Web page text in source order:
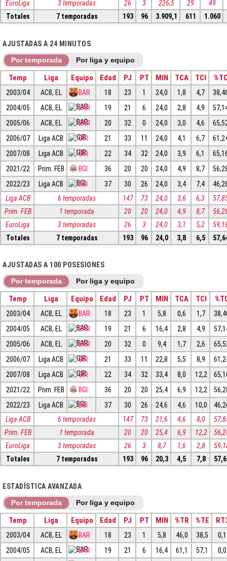
EuroLiga 3 temporadas 26 3 226,5 29
49
Totales
7 temporadas 193 96 3.909,1 611 1.060
AJUSTADAS A 24 MINUTOS
Por temporada Por liga y equipo
Temp Liga Equipo Edad PJ PT MIN TCA TCI
2003/04 ACB, EL BAR 18 23 1 24,0 1,8 4,7
2004/05
ACB, EL BAR 19 21 6 24,0 2,8 4,9
2005/06
ACB, EL BAR 20 32 0 24,0 3,0 4,6
2006/07
Liga ACB GIR 21 33 11 24,0 4,1 6,7
2007/08
Liga ACB GIR 22 34 32 24,0 3,9 6,1
2021/22
Prim. FEB BGI 36 20 20 24,0 4,9 8,7
2022/23
Liga ACB BGI 37 30 26 24,0 3,4 7,4
Liga ACB
6 temporadas 147 73 24,0 3,6 6,3
Prim. FEB
1 temporada 20 20 24,0 4,9 8,7
EuroLiga
3 temporadas 26 3 24,0 3,1 5,2
Totales
7 temporadas 193 96 24,0 3,8 6,5
AJUSTADAS A 100 POSESIONES
Por temporada Por liga y equipo
Temp Liga Equipo Edad PJ PT MIN TCA TCI
2003/04 ACB, EL BAR 18 23 1 5,8 0,6 1,7
2004/05
ACB, EL BAR 19 21 6 16,4 2,8 4,9
2005/06
ACB, EL BAR 20 32 0 9,4 1,7 2,6
2006/07
Liga ACB GIR 21 33 11 22,8 5,5 8,9
2007/08
Liga ACB GIR 22 34 32 33,4 8,0 12,2
2021/22
Prim. FEB BGI 36 20 20 25,4 6,9 12,2
2022/23
Liga ACB BGI 37 30 26 24,6 4,6 10,0
Liga ACB
6 temporadas 147 73 21,6 4,6 8,0
Prim. FEB
1 temporada 20 20 25,4 6,9 12,2
EuroLiga
3 temporadas 26 3 8,7 1,6 2,8
Totales
7 temporadas 193 96 20,3 4,5 7,8
ESTADÍSTICA AVANZADA
Por temporada Por liga y equipo
Temp Liga Equipo Edad PJ PT MIN %TR %TE
2003/04 ACB, EL BAR 18 23 1 5,8 46,0 38,5
0,1
2004/05
ACB, EL BAR 19 21 6 16,4 61,1 57,1
0,0